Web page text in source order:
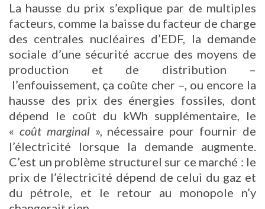
La hausse du prix s’explique par de multiples
facteurs, comme la baisse du facteur de charge
des centrales nucléaires d’EDF, la demande
sociale d’une sécurité accrue des moyens de
production et de distribution –
l’enfouissement, ça coûte cher –, ou encore la
hausse des prix des énergies fossiles, dont
dépend le coût du kWh supplémentaire, le
« coût marginal», nécessaire pour fournir de
l’électricité lorsque la demande augmente.
C’est un problème structurel sur ce marché : le
prix de l’électricité dépend de celui du gaz et
du pétrole, et le retour au monopole n’y